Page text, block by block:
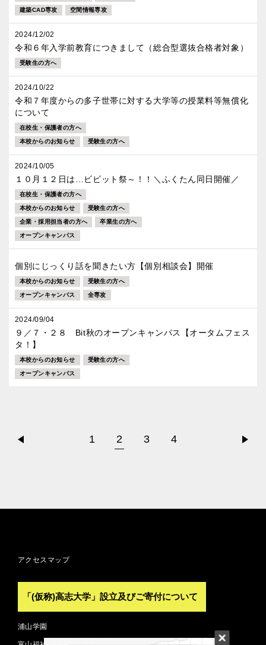
建築CAD専攻 空間情報専攻
2024/12/02
令和６年入学前教育につきまして（総合型選抜合格者対象）
受験生の方へ
2024/10/22
令和７年度からの多子世帯に対する大学等の授業料等無償化
について
在校生・保護者の方へ
本校からのお知らせ 受験生の方へ
2024/10/05
１０月１２日は…ビビット祭～！！＼ふくたん同日開催／
在校生・保護者の方へ
本校からのお知らせ 受験生の方へ
企業・採用担当者の方へ 卒業生の方へ
オープンキャンパス
個別にじっくり話を聞きたい方【個別相談会】開催
本校からのお知らせ 受験生の方へ
オープンキャンパス 全専攻
2024/09/04
９／７・２８ Bit秋のオープンキャンパス【オータムフェス
タ！】
本校からのお知らせ 受験生の方へ
オープンキャンパス
1 2 3 4
アクセスマップ
「(仮称)高志大学」設立及びご寄付について
浦山学園